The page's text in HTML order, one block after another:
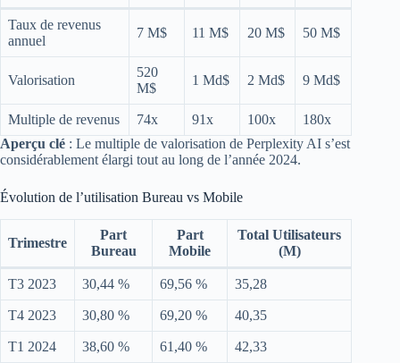
Taux de revenus
annuel
7 M$ 11 M$ 20 M$ 50 M$
Valorisation
520
M$
1 Md$ 2 Md$ 9 Md$
Multiple de revenus 74x 91x 100x
180x
Aperçu clé : Le multiple de valorisation de Perplexity AI s’est
considérablement élargi tout au long de l’année 2024.
Évolution de l’utilisation Bureau vs Mobile
Trimestre
Part
Bureau
Part
Mobile
Total Utilisateurs
(M)
T3 2023 30,44 % 69,56 % 35,28
T4 2023 30,80 % 69,20 % 40,35
T1 2024 38,60 % 61,40 % 42,33